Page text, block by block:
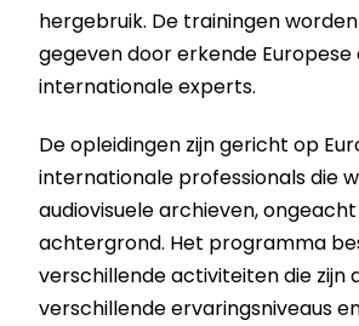
hergebruik. De trainingen
gegeven door erkende Europese
internationale experts.
De opleidingen zijn gericht op
internationale professionals die
audiovisuele archieven,
achtergrond. Het programma
verschillende activiteiten die zijn
verschillende ervaringsniveaus